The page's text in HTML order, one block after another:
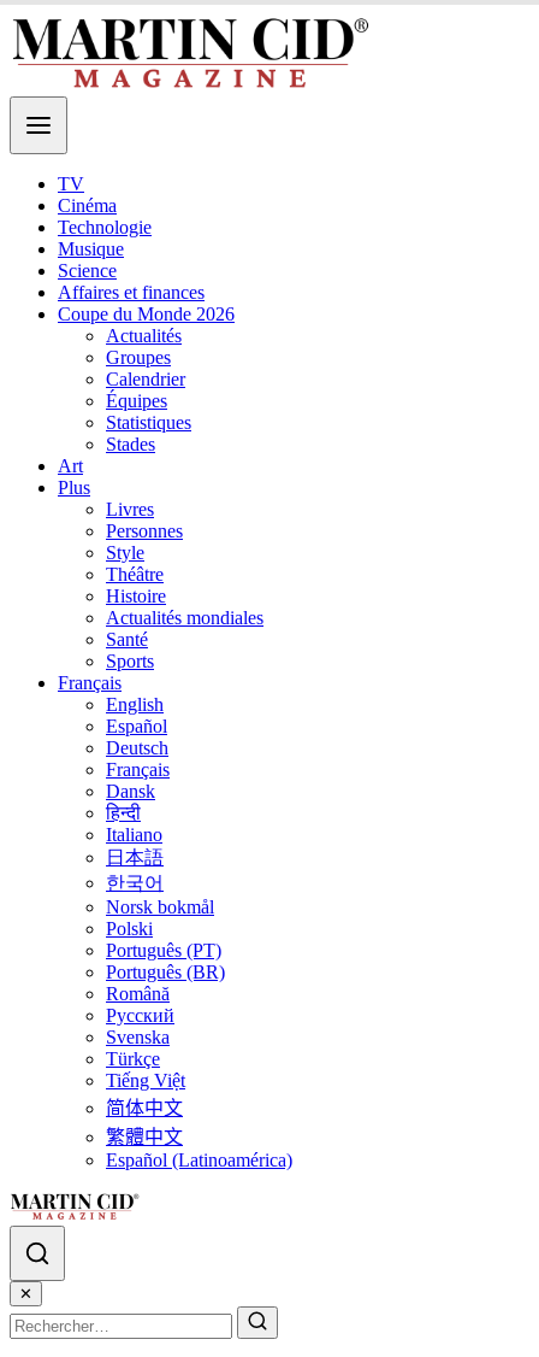
TV
Cinéma
Technologie
Musique
Science
Affaires et finances
Coupe du Monde 2026
Actualités
Groupes
Calendrier
Équipes
Statistiques
Stades
Art
Plus
Livres
Personnes
Style
Théâtre
Histoire
Actualités mondiales
Santé
Sports
Français
English
Español
Deutsch
Français
Dansk
हिन्दी
Italiano
日本語
한국어
Norsk bokmål
Polski
Português (PT)
Português (BR)
Română
Русский
Svenska
Türkçe
Tiếng Việt
简体中文
繁體中文
Español (Latinoamérica)
✕